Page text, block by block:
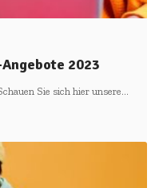
2023
Sie sich hier unsere…